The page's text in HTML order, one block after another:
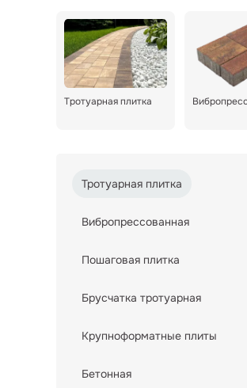
Тротуарная плитка
Тротуарная плитка
Вибропрессованная
Пошаговая плитка
Брусчатка тротуарная
Крупноформатные плиты
Бетонная